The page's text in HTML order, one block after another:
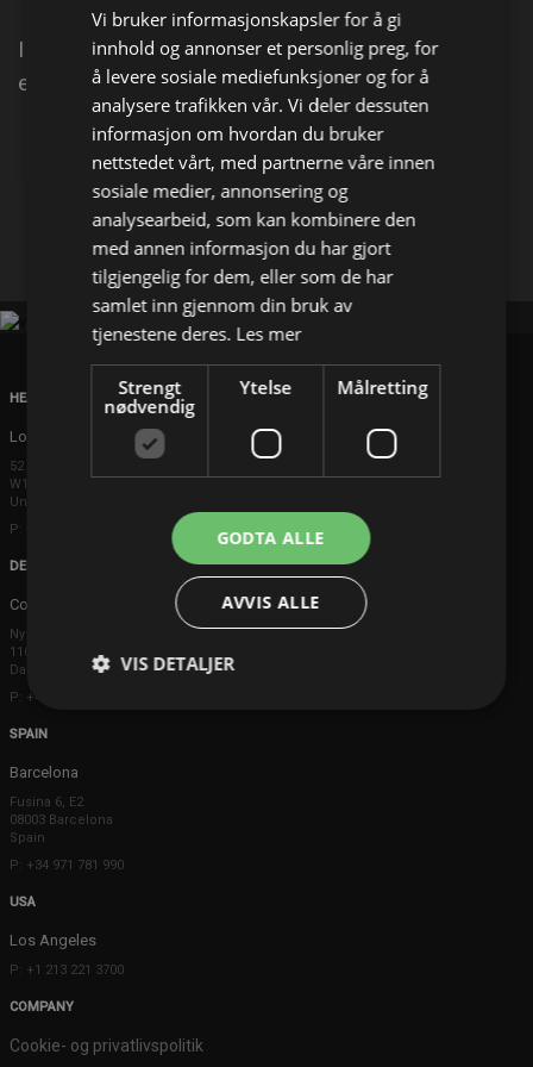
I dag finner Kevin en skatt som han bruker til å lage
en båt.
Facebook X E-mail
HEAD OFFICE
London
52 Brook Street
W1K 5DS London
United Kingdom
P: +44 203 608 8181
DENMARK
Copenhagen
Ny Østergade 20
1101 København K
Danmark
P: +45 3698 8480
SPAIN
Barcelona
Fusina 6, E2
08003 Barcelona
Spain
P: +34 971 781 990
USA
Los Angeles
P: +1 213 221 3700
COMPANY
Cookie- og privatlivspolitik
Vi bruker informasjonskapsler for å gi
innhold og annonser et personlig preg, for
å levere sosiale mediefunksjoner og for å
analysere trafikken vår. Vi deler dessuten
informasjon om hvordan du bruker
nettstedet vårt, med partnerne våre innen
sosiale medier, annonsering og
analysearbeid, som kan kombinere den
med annen informasjon du har gjort
tilgjengelig for dem, eller som de har
samlet inn gjennom din bruk av
tjenestene deres. Les mer
Strengt
nødvendig
Ytelse Målretting
GODTA ALLE
AVVIS ALLE
VIS DETALJER